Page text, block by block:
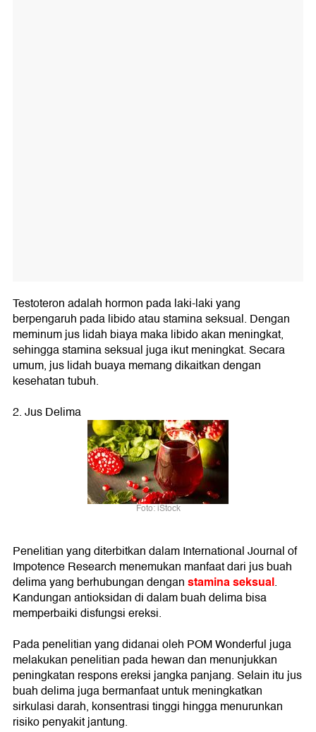
Testoteron adalah hormon pada laki-laki yang
berpengaruh pada libido atau stamina seksual. Dengan
meminum jus lidah biaya maka libido akan meningkat,
sehingga stamina seksual juga ikut meningkat. Secara
umum, jus lidah buaya memang dikaitkan dengan
kesehatan tubuh.
2. Jus Delima
Foto: iStock
Penelitian yang diterbitkan dalam International Journal of
Impotence Research menemukan manfaat dari jus buah
delima yang berhubungan denganstamina seksual.
Kandungan antioksidan di dalam buah delima bisa
memperbaiki disfungsi ereksi.
Pada penelitian yang didanai oleh POM Wonderful juga
melakukan penelitian pada hewan dan menunjukkan
peningkatan respons ereksi jangka panjang. Selain itu jus
buah delima juga bermanfaat untuk meningkatkan
sirkulasi darah, konsentrasi tinggi hingga menurunkan
risiko penyakit jantung.